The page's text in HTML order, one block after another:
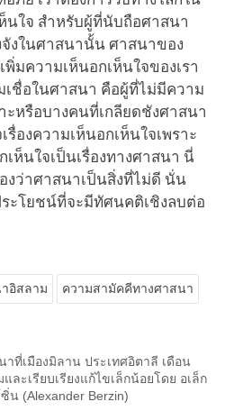
นใจ สำหรับผู้ที่นับถือศาสนา
จังในศาสนานั้น ศาสนาของ
มความเห็นอกเห็นใจของเรา
ชื่อในศาสนา คือผู้ที่ไม่มีความ
ะหรือบางคนที่เกลียดชังศาสนา
รื่องความเห็นอกเห็นใจเพราะ
ห็นใจเป็นเรื่องทางศาสนา นี่
งว่าศาสนาเป็นสิ่งที่ไม่ดี นั่น
ะโยชน์ที่จะมีทัศนคติเชิงลบต่อ
อิสลาม ความสามัคคีทางศาสนา
ที่เมืองมิลาน ประเทศอิตาลี เดือน
ะเรียบเรียงแก้ไขเล็กน้อยโดย อเล็ก
น (Alexander Berzin)